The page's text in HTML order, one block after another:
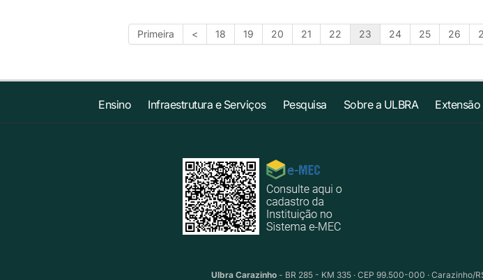
Primeira < 18 19 20 21 22 23 24 25 26
Ensino Infraestrutura e Serviços Pesquisa Sobre a ULBRA Extensão
Ulbra Carazinho- BR 285 - KM 335 · CEP 99.500-000 · Carazinho/